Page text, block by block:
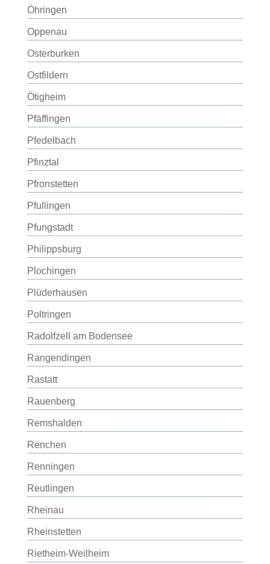
Öhringen
Oppenau
Osterburken
Ostfildern
Ötigheim
Pfäffingen
Pfedelbach
Pfinztal
Pfronstetten
Pfullingen
Pfungstadt
Philippsburg
Plochingen
Plüderhausen
Poltringen
Radolfzell am Bodensee
Rangendingen
Rastatt
Rauenberg
Remshalden
Renchen
Renningen
Reutlingen
Rheinau
Rheinstetten
Rietheim-Weilheim